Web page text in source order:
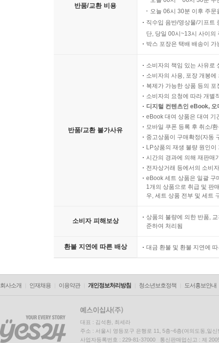
반품/교환 비용
오늘 06시 30분 이후 주
직수입 음반/영상물/기프트
단, 당일 00시~13시 사이의
박스 포장은 택배 배송이
반품/교환 불가사유
소비자의 책임 있는 사유로
소비자의 사용, 포장 개봉
복제가 가능한 상품 등의
소비자의 요청에 따라 개별
디지털 컨텐츠인 eBook,
eBook 대여 상품은 대여 기
모바일 쿠폰 등록 후 취소/
중고상품이 구매확정(자동
LP상품의 재생 불량 원인
시간의 경과에 의해 재판매
전자상거래 등에서의 소비
eBook 세트 상품은 일괄 구
1개의 상품으로 취급 및 판
우, 세트 상품 전부 및 세트
소비자 피해보상
상품의 불량에 의한 반품,
준하여 처리됨
환불 지연에 따른 배상 대금 환불 및 환불 지연에
회사소개 인재채용 이용약관 개인정보처리방침 청소년보호정책 도서홍보안내
대표 : 김석환, 최세라
주소 : 서울시 영등포구 은행로 11, 5층~6층(여의도동,일신
사업자등록번호 : 229-81-37000 통신판매업신고 : 제